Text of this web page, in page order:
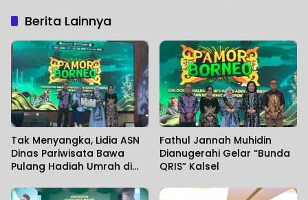
Berita Lainnya
Tak Menyangka, Lidia ASN
Dinas Pariwisata Bawa
Pulang Hadiah Umrah di
2026
Fathul Jannah Muhidin
Dianugerahi Gelar “Bunda
QRIS” Kalsel